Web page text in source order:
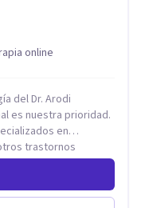
online
del Dr. Arodi
es nuestra prioridad.
en
trastornos
el mejor
terapias y